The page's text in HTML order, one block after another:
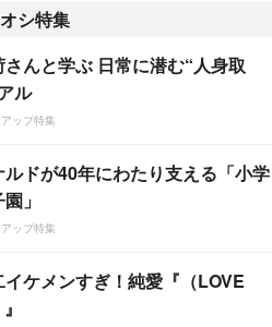
シ特集
さんと学ぶ 日常に潜む“人身取
ル
ップ特集
ルドが40年にわたり支える「小学
」
ップ特集
イケメンすぎ！純愛『（LOVE